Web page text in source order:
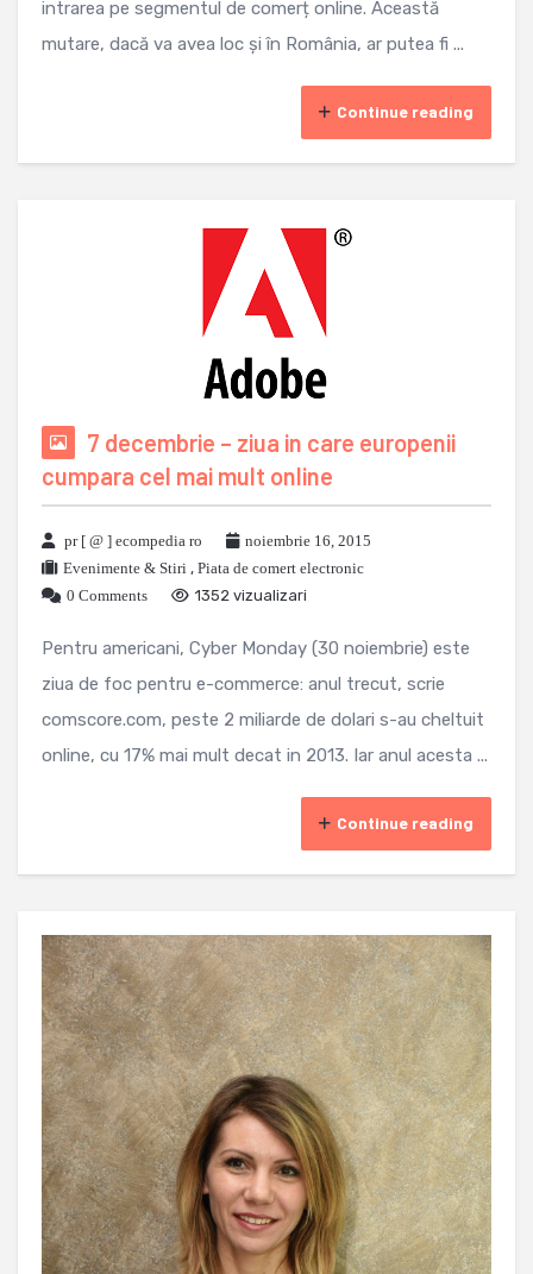
intrarea pe segmentul de comerț online. Această
mutare, dacă va avea loc și în România, ar putea fi ...
Continue reading
7 decembrie – ziua in care europenii
cumpara cel mai mult online
pr [ @ ] ecompedia ro
noiembrie 16, 2015
Evenimente & Stiri , Piata de comert electronic
0 Comments
1352 vizualizari
Pentru americani, Cyber Monday (30 noiembrie) este
ziua de foc pentru e-commerce: anul trecut, scrie
comscore.com, peste 2 miliarde de dolari s-au cheltuit
online, cu 17% mai mult decat in 2013. Iar anul acesta ...
Continue reading